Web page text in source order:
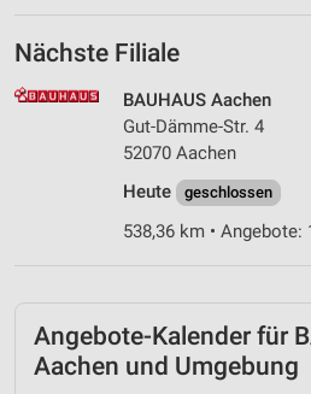
Nächste Filiale
BAUHAUS Aachen
Gut-Dämme-Str. 4
52070 Aachen
Heute
geschlossen
538,36 km • Angebote:
Angebote-Kalender für
Aachen und Umgebung